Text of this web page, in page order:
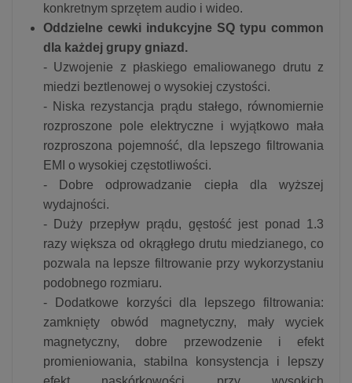
konkretnym sprzętem audio i wideo.
Oddzielne cewki indukcyjne SQ typu common
dla każdej grupy gniazd.
- Uzwojenie z płaskiego emaliowanego drutu z
miedzi beztlenowej o wysokiej czystości.
- Niska rezystancja prądu stałego, równomiernie
rozproszone pole elektryczne i wyjątkowo mała
rozproszona pojemność, dla lepszego filtrowania
EMI o wysokiej częstotliwości.
- Dobre odprowadzanie ciepła dla wyższej
wydajności.
- Duży przepływ prądu, gęstość jest ponad 1.3
razy większa od okrągłego drutu miedzianego, co
pozwala na lepsze filtrowanie przy wykorzystaniu
podobnego rozmiaru.
- Dodatkowe korzyści dla lepszego filtrowania:
zamknięty obwód magnetyczny, mały wyciek
magnetyczny, dobre przewodzenie i efekt
promieniowania, stabilna konsystencja i lepszy